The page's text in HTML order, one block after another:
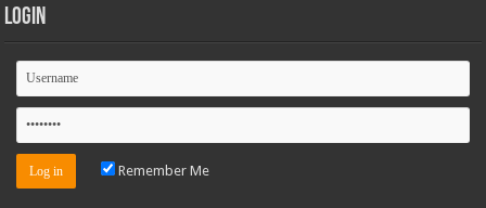
Login
Remember Me